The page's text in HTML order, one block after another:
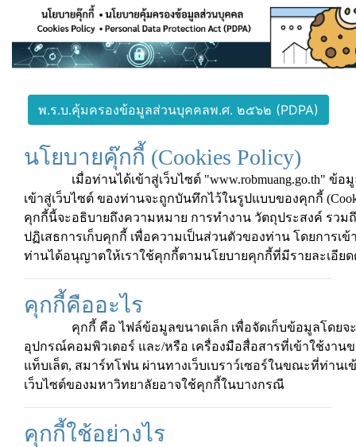
พ.ร.บ.คุ้มครองข้อมูลส่วนบุคคลพ.ศ. ๒๕๖๒ (PDPA)
นโยบายคุ๊กกี้ (Cookies Policy)
เมื่อท่านได้เข้าสู่เว็บไซต์ "www.robmuang.go.th" ข้อมู
เข้าสู่เว็บไซต์ ของท่านจะถูกบันทึกไว้ในรูปแบบของคุกกี้
คุกกี้นี้จะอธิบายถึงความหมาย การทำงาน วัตถุประสงค์ รวม
ปฏิเสธการเก็บคุกกี้ เพื่อความเป็นส่วนตัวของท่าน โดยการเข้
ท่านได้อนุญาตให้เราใช้คุกกี้ตามนโยบายคุกกี้ที่มีรายละเอีย
คุกกี้คืออะไร
คุกกี้ คือ ไฟล์ข้อมูลขนาดเล็ก เพื่อจัดเก็บข้อมูลโดยจะ
อุปกรณ์คอมพิวเตอร์ และ/หรือ เครื่องมือสื่อสารที่เข้าใช้งาน
แท็บเล็ต, สมาร์ทโฟน ผ่านทางเว็บเบราว์เซอร์ในขณะที่ท่านเ
เว็บไซต์ของมหาวิทยาลัยอาจใช้คุกกี้ในบางกรณี
คุกกี้ใช้อย่างไร